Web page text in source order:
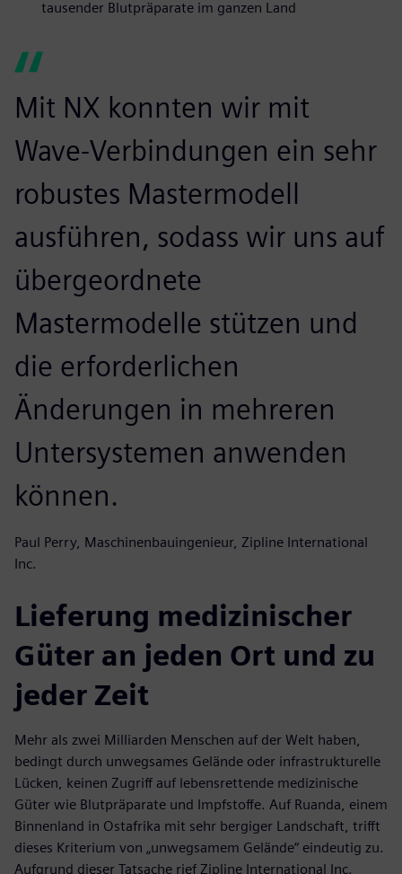
tausender Blutpräparate im ganzen Land
Mit NX konnten wir mit
Wave-Verbindungen ein sehr
robustes Mastermodell
ausführen, sodass wir uns auf
übergeordnete
Mastermodelle stützen und
die erforderlichen
Änderungen in mehreren
Untersystemen anwenden
können.
Paul Perry, Maschinenbauingenieur, Zipline International
Inc.
Lieferung medizinischer
Güter an jeden Ort und zu
jeder Zeit
Mehr als zwei Milliarden Menschen auf der Welt haben,
bedingt durch unwegsames Gelände oder infrastrukturelle
Lücken, keinen Zugriff auf lebensrettende medizinische
Güter wie Blutpräparate und Impfstoffe. Auf Ruanda, einem
Binnenland in Ostafrika mit sehr bergiger Landschaft, trifft
dieses Kriterium von „unwegsamem Gelände“ eindeutig zu.
Aufgrund dieser Tatsache rief Zipline International Inc.